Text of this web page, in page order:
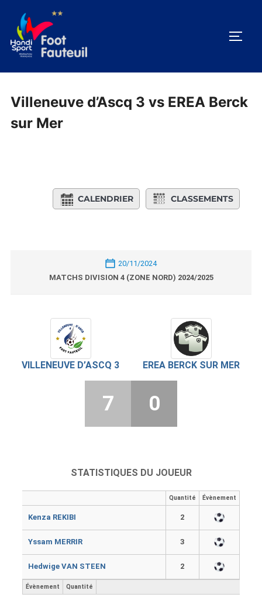
contenu
Villeneuve d’Ascq 3 vs EREA Berck
sur Mer
CALENDRIER CLASSEMENTS
20/11/2024
MATCHS DIVISION 4 (ZONE NORD) 2024/2025
VILLENEUVE D’ASCQ 3 EREA BERCK SUR MER
7 0
STATISTIQUES DU JOUEUR
Quantité Évènement
Kenza REKIBI 2
Yssam MERRIR 3
Hedwige VAN STEEN 2
Évènement Quantité